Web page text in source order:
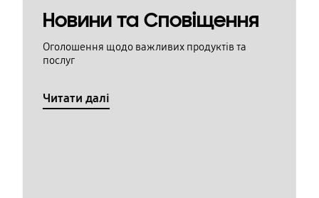
Новини та Сповіщення
Оголошення щодо важливих продуктів та
послуг
Читати далі